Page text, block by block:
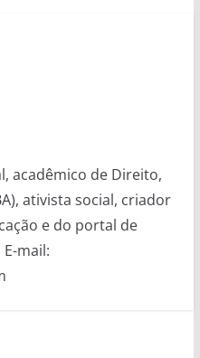
acadêmico de Direito,
ativista social, criador
e do portal de
mail: